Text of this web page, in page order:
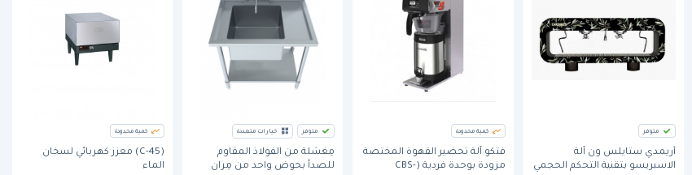
متوفر
أريمدي ستايلس ون آلة
الاسبريسو بتقنية التحكم الحجمي
كمية محدودة
فتكو آلة تحضير القهوة المختصة
مزودة بوحدة فردية (CBS-
متوفر خيارات متعددة
مِغسَلة من الفولاذ المقاوم
للصدأ بحوض واحد من مِران
كمية محدودة
(C-45) معزز كهربائي لسخان
الماء